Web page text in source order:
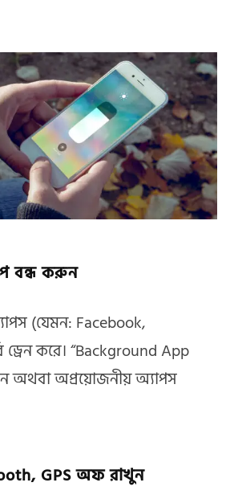
বন্ধ করুন
(যেমন: Facebook,
ড্রেন করে। “Background App
অথবা অপ্রয়োজনীয় অ্যাপস
GPS অফ রাখুন